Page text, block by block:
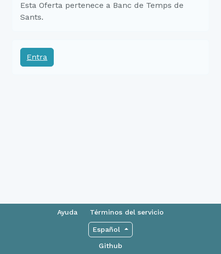
Esta Oferta pertenece a Banc de Temps de
Sants.
Entra
Ayuda Términos del servicio
Español
Github